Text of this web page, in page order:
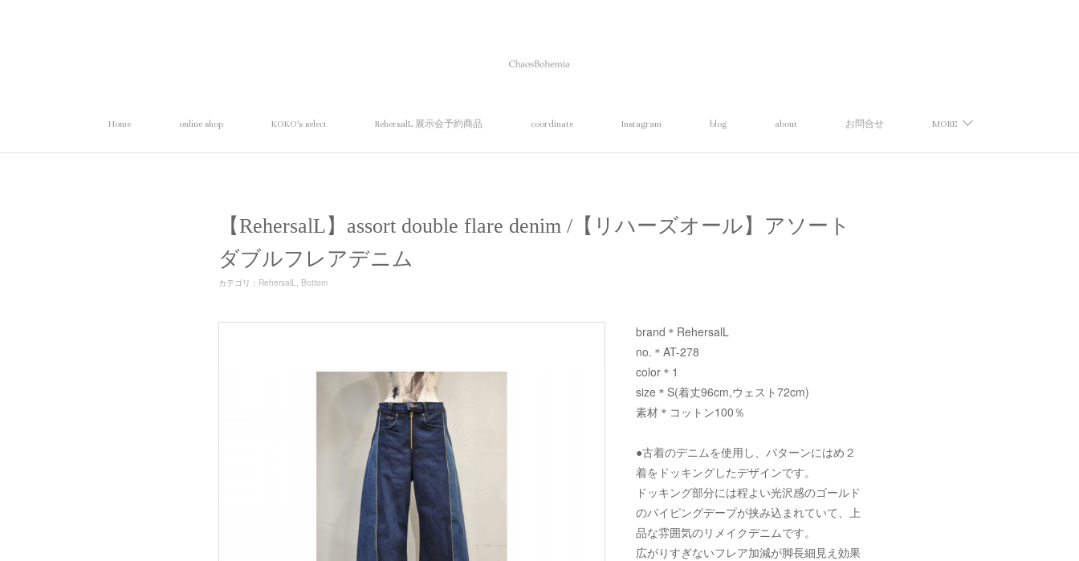
Home online shop KOKO's select RehersalL 展示会予約商品 coordinate Instagram blog about お問合せ MORE
【RehersalL】assort double flare denim /【リハーズオール】アソート
ダブルフレアデニム
カテゴリ ： RehersalL Bottom
brand＊RehersalL
no.＊AT-278
color＊1
size＊S(着丈96cm,ウェスト72cm)
素材＊コットン100％
●古着のデニムを使用し、パターンにはめ２
着をドッキングしたデザインです。
ドッキング部分には程よい光沢感のゴールド
のパイピングデープが挟み込まれていて、上
品な雰囲気のリメイクデニムです。
広がりすぎないフレア加減が脚長細見え効果